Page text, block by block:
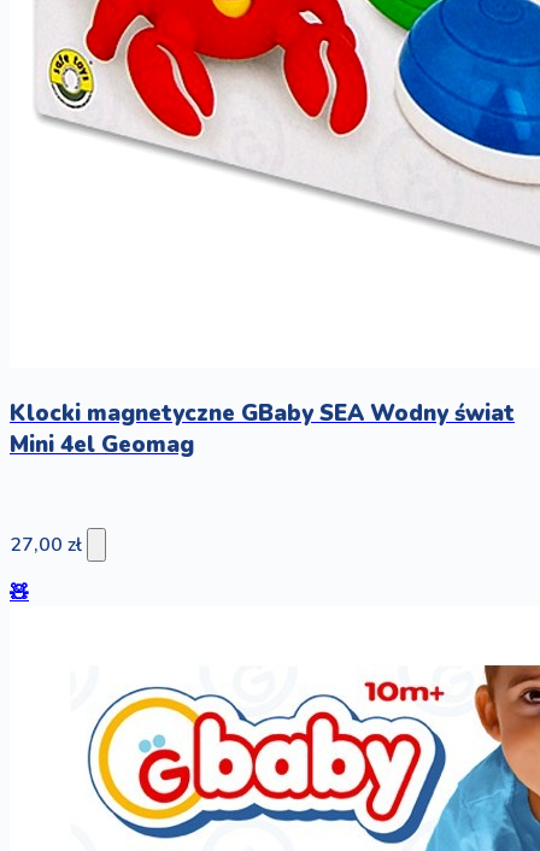
Klocki magnetyczne GBaby SEA Wodny świat
Mini 4el Geomag
27,00 zł
🧸